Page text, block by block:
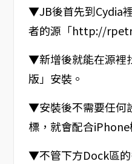
▼JB後首先到Cydia
者的源「http://
▼新增後就能在源裡
版」安裝。
▼安裝後不需要任何
標，就會配合iPhone
▼不管下方Dock區